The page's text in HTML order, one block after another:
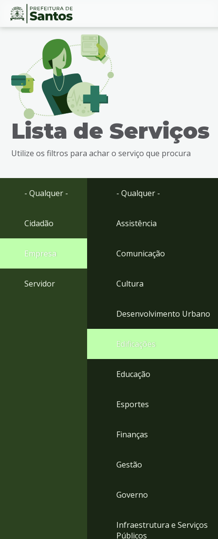
Ir
busca
Ir
Conteúdo
Lista de Serviços
Utilize os filtros para achar o serviço que procura
- Qualquer -
Cidadão
Empresa
Servidor
- Qualquer -
Assistência
Comunicação
Cultura
Desenvolvimento Urbano
Edificações
Educação
Esportes
Finanças
Gestão
Governo
Infraestrutura e Serviços
Públicos